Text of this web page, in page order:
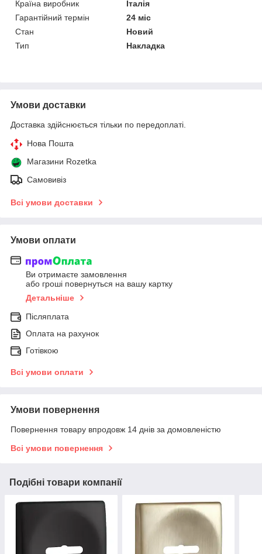
Країна виробник
Італія
Гарантійний термін
24 міс
Стан
Новий
Тип
Накладка
Умови доставки
Доставка здійснюється тільки по передоплаті.
Нова Пошта
Магазини Rozetka
Самовивіз
Всі умови доставки
Умови оплати
Ви отримаєте замовлення
або гроші повернуться на вашу картку
Детальніше
Післяплата
Оплата на рахунок
Готівкою
Всі умови оплати
Умови повернення
Повернення товару впродовж 14 днів за домовленістю
Всі умови повернення
Подібні товари компанії